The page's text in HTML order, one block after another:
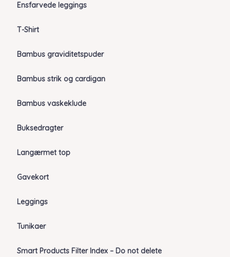
Ensfarvede leggings
T-Shirt
Bambus graviditetspuder
Bambus strik og cardigan
Bambus vaskeklude
Buksedragter
Langærmet top
Gavekort
Leggings
Tunikaer
Smart Products Filter Index – Do not delete